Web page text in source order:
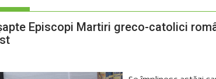
Episcopi Martiri greco-catolici